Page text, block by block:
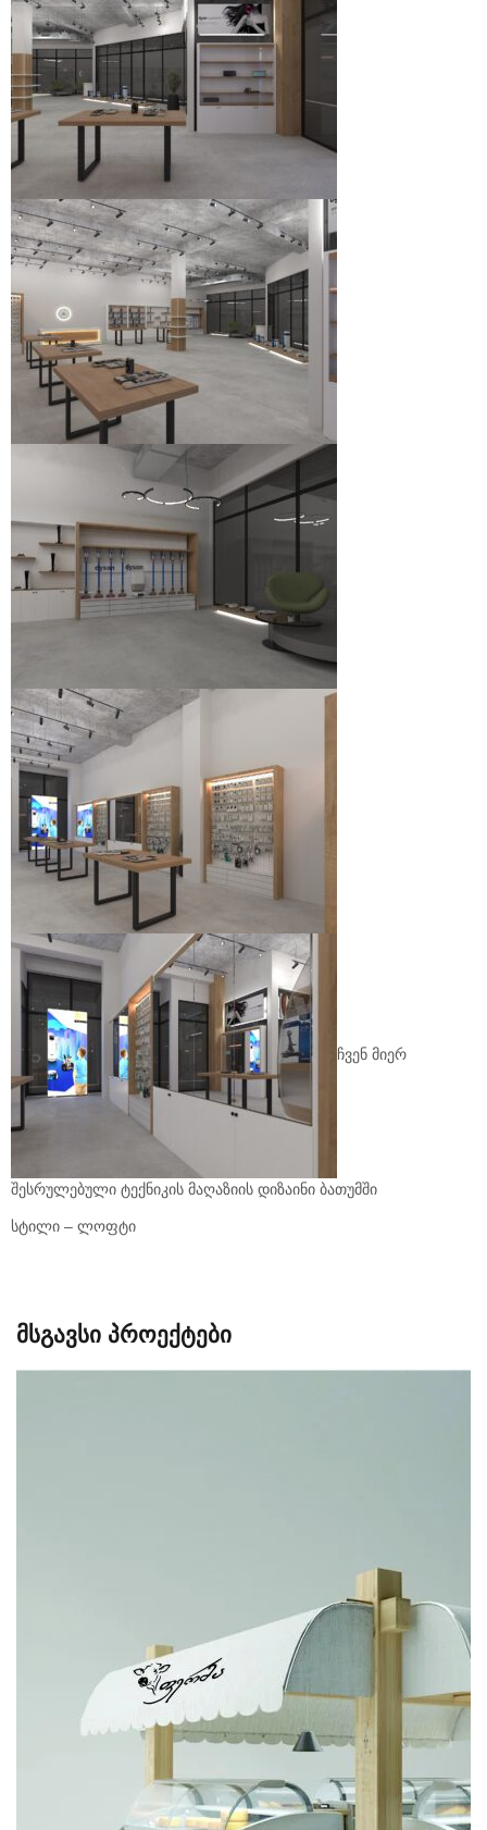
ჩვენ მიერ
შესრულებული ტექნიკის მაღაზიის დიზაინი ბათუმში
სტილი – ლოფტი
მსგავსი პროექტები